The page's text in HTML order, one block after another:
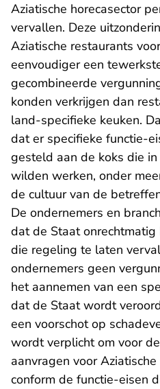
Aziatische horecasector
vervallen. Deze
Aziatische restaurants
eenvoudiger een
gecombineerde
konden verkrijgen dan
land-specifieke keuken.
dat er specifieke functie-
gesteld aan de koks die
wilden werken, onder
de cultuur van de
De ondernemers en
dat de Staat
die regeling te laten
ondernemers geen
het aannemen van een
dat de Staat wordt
een voorschot op
wordt verplicht om voor
aanvragen voor
conform de functie-eisen